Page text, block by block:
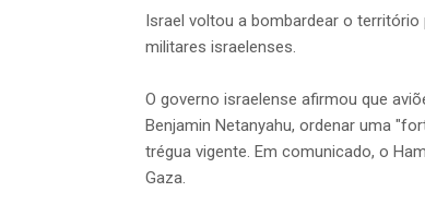
Israel voltou a bombardear o
militares israelenses.
O governo israelense afirmou que
Benjamin Netanyahu, ordenar uma
trégua vigente. Em comunicado, o
Gaza.